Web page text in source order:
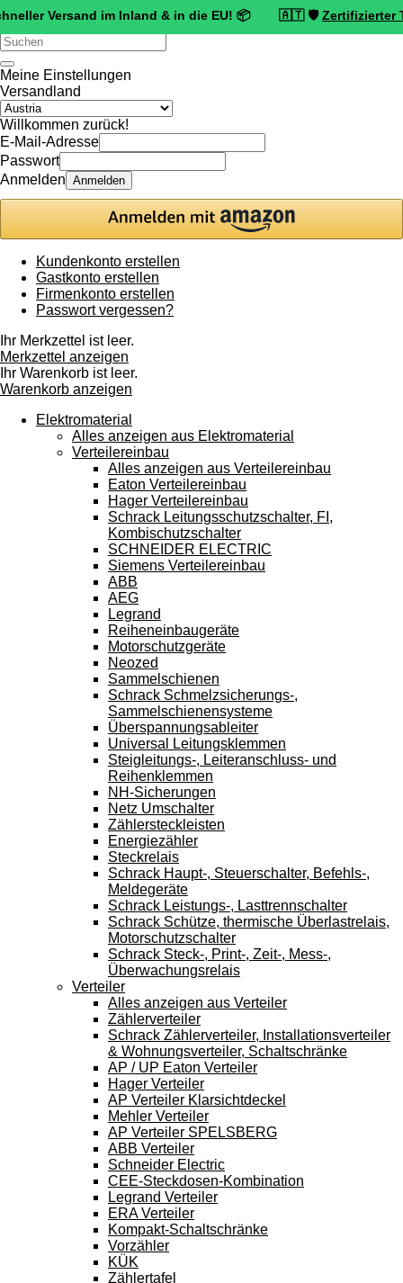
im Inland & in die EU! 📦 🇦🇹 🛡️ Zertifizierter Trusted
Verwende
die
oben
und
unten,
um
das
Ergebnis
auszuwählen.
Eingabetaste,
zum
ausgewählten
können
Touch-
und
Streichgesten
verwenden.
Meine Einstellungen
Versandland
Willkommen zurück!
E-Mail-Adresse
Passwort
Anmelden Anmelden
Kundenkonto erstellen
Gastkonto erstellen
Firmenkonto erstellen
Passwort vergessen?
Ihr Merkzettel ist leer.
Merkzettel anzeigen
Ihr Warenkorb ist leer.
Warenkorb anzeigen
Elektromaterial
Alles anzeigen aus Elektromaterial
Verteilereinbau
Alles anzeigen aus Verteilereinbau
Eaton Verteilereinbau
Hager Verteilereinbau
Schrack Leitungsschutzschalter, FI,
Kombischutzschalter
SCHNEIDER ELECTRIC
Siemens Verteilereinbau
ABB
AEG
Legrand
Reiheneinbaugeräte
Motorschutzgeräte
Neozed
Sammelschienen
Schrack Schmelzsicherungs-,
Sammelschienensysteme
Überspannungsableiter
Universal Leitungsklemmen
Steigleitungs-, Leiteranschluss- und
Reihenklemmen
NH-Sicherungen
Netz Umschalter
Zählersteckleisten
Energiezähler
Steckrelais
Schrack Haupt-, Steuerschalter, Befehls-,
Meldegeräte
Schrack Leistungs-, Lasttrennschalter
Schrack Schütze, thermische Überlastrelais,
Motorschutzschalter
Schrack Steck-, Print-, Zeit-, Mess-,
Überwachungsrelais
Verteiler
Alles anzeigen aus Verteiler
Zählerverteiler
Schrack Zählerverteiler, Installationsverteiler
& Wohnungsverteiler, Schaltschränke
AP / UP Eaton Verteiler
Hager Verteiler
AP Verteiler Klarsichtdeckel
Mehler Verteiler
AP Verteiler SPELSBERG
ABB Verteiler
Schneider Electric
CEE-Steckdosen-Kombination
Legrand Verteiler
ERA Verteiler
Kompakt-Schaltschränke
Vorzähler
KÜK
Zählertafel